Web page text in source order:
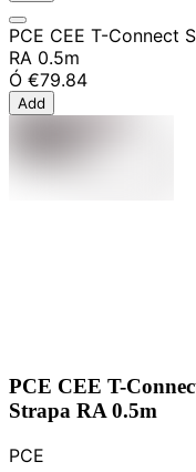
PCE CEE T-Connect
RA 0.5m
Ó €79.84
Add
PCE CEE T-
Strapa RA 0.5m
PCE